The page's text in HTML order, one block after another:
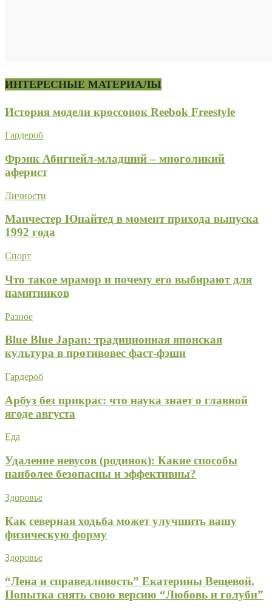
ИНТЕРЕСНЫЕ МАТЕРИАЛЫ
История модели кроссовок Reebok Freestyle
Гардероб
Фрэнк Абигнейл-младший – многоликий
аферист
Личности
Манчестер Юнайтед в момент прихода выпуска
1992 года
Спорт
Что такое мрамор и почему его выбирают для
памятников
Разное
Blue Blue Japan: традиционная японская
культура в противовес фаст-фэшн
Гардероб
Арбуз без прикрас: что наука знает о главной
ягоде августа
Еда
Удаление невусов (родинок): Какие способы
наиболее безопасны и эффективны?
Здоровье
Как северная ходьба может улучшить вашу
физическую форму
Здоровье
“Лена и справедливость” Екатерины Вещевой.
Попытка снять свою версию “Любовь и голуби”